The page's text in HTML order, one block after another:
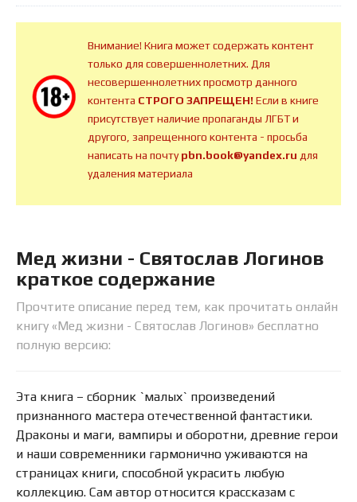
Внимание! Книга может содержать контент
только для совершеннолетних. Для
несовершеннолетних просмотр данного
контента СТРОГО ЗАПРЕЩЕН!Если в книге
присутствует наличие пропаганды ЛГБТ и
другого, запрещенного контента - просьба
написать на почтуpbn.book@yandex.ru для
удаления материала
Мед жизни - Святослав Логинов
краткое содержание
Прочтите описание перед тем, как прочитать онлайн
книгу «Мед жизни - Святослав Логинов» бесплатно
полную версию:
Эта книга – сборник `малых` произведений
признанного мастера отечественной фантастики.
Драконы и маги, вампиры и оборотни, древние герои
и наши современники гармонично уживаются на
страницах книги, способной украсить любую
коллекцию. Сам автор относится крассказам с